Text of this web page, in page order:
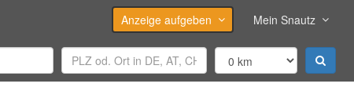
Anzeige aufgeben Mein Snautz